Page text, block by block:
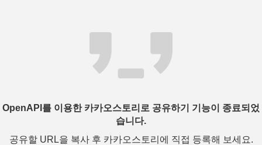
OpenAPI를 이용한 카카오스토리로 공유하기 기능이 종료되었
습니다.
공유할 URL을 복사 후 카카오스토리에 직접 등록해 보세요.